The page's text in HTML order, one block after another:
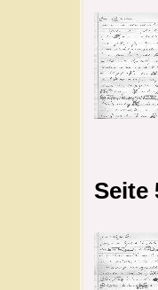
Seite